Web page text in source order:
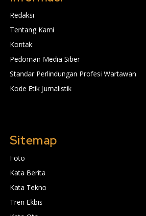
Redaksi
Tentang Kami
Kontak
Pedoman Media Siber
Standar Perlindungan Profesi Wartawan
Kode Etik Jurnalistik
Sitemap
Foto
Kata Berita
Kata Tekno
Tren Ekbis